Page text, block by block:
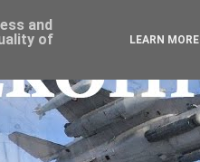
and
of
LEARN MORE